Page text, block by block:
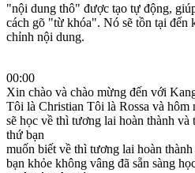
"nội dung thô" được tạo tự động,
cách gõ "từ khóa". Nó sẽ tồn tại đến
chỉnh nội dung.
00:00
Xin chào và chào mừng đến với
Tôi là Christian Tôi là Rossa và hôm
sẽ học về thì tương lai hoàn thành
thứ bạn
muốn biết về thì tương lai hoàn
bạn khỏe không vâng đã sẵn sàng